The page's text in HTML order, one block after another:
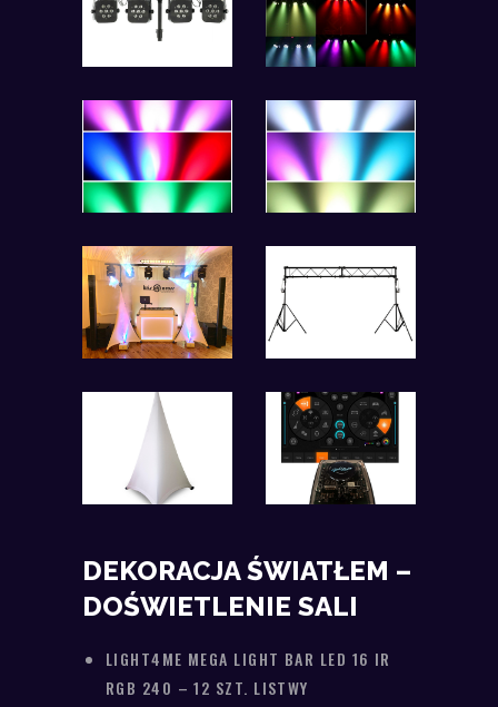
DEKORACJA ŚWIATŁEM –
DOŚWIETLENIE SALI
LIGHT4ME MEGA LIGHT BAR LED 16 IR
RGB 240 – 12 SZT. LISTWY